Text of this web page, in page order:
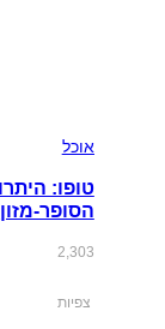
אוכל
טופו:
הסופר-
2,303
צפיות